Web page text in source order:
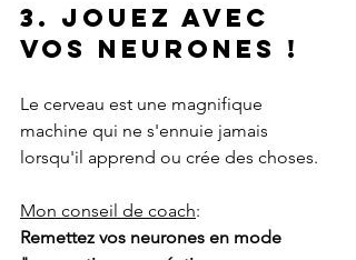
3. Jouez avec
vos neurones !
Le cerveau est une magnifique
machine qui ne s'ennuie jamais
lorsqu'il apprend ou crée des choses.
Mon conseil de coach:
Remettez vos neurones en mode